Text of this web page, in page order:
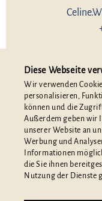
Diese Webseite
Wir verwenden
personalisieren,
können und die
Außerdem geben wir
unserer Website an
Werbung und
Informationen
die Sie ihnen
Nutzung der Dienste